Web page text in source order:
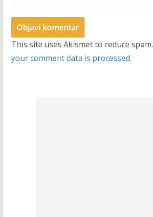
This site uses Akismet to reduce spam.
your comment data is processed.